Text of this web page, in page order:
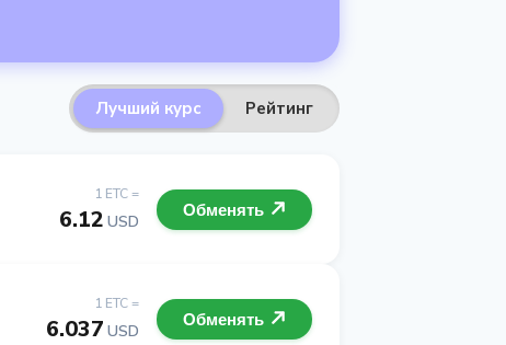
Лучший курс Рейтинг
1 ETC =
6.12 USD
Обменять
1 ETC =
6.037 USD
Обменять